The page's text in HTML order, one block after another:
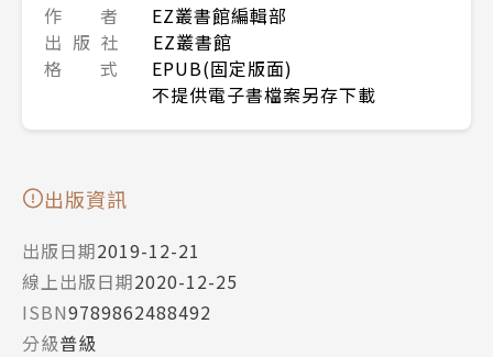
作 者
EZ叢書館編輯部
出 版 社
EZ叢書館
格 式
EPUB(固定版面)
不提供電子書檔案另存下載
出版資訊
出版日期2019-12-21
線上出版日期2020-12-25
ISBN9789862488492
分級普級